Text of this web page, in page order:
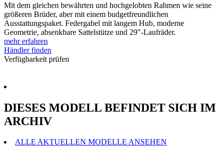
Mit dem gleichen bewährten und hochgelobten Rahmen wie seine
größeren Brüder, aber mit einem budgetfreundlichen
Ausstattungspaket. Federgabel mit langem Hub, moderne
Geometrie, absenkbare Sattelstütze und 29"-Laufräder.
mehr erfahren
Händler finden
Verfügbarkeit prüfen
DIESES MODELL BEFINDET SICH IM
ARCHIV
ALLE AKTUELLEN MODELLE ANSEHEN